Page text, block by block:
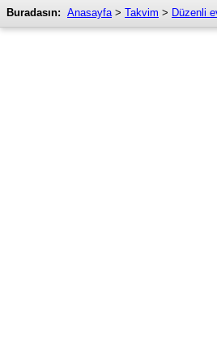
Buradasın: Anasayfa> Takvim > Düzenli